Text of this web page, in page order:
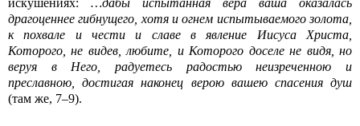
искушениях: …дабы испытанная вера ваша оказалась
драгоценнее гибнущего, хотя и огнем испытываемого золота,
к похвале и чести и славе в явление Иисуса Христа,
Которого, не видев, любите, и Которого доселе не видя, но
веруя в Него, радуетесь радостью неизреченною и
преславною, достигая наконец верою вашею спасения душ
(там же, 7–9).